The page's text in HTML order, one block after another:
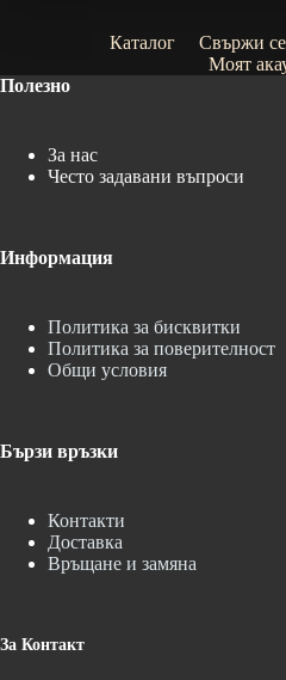
Каталог Свържи
Моят
Полезно
За нас
Често задавани въпроси
Информация
Политика за бисквитки
Политика за поверителност
Общи условия
Бързи връзки
Контакти
Доставка
Връщане и замяна
За Контакт